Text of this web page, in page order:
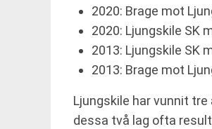
2020: Brage mot
2020: Ljungskile SK
2013: Ljungskile SK
2013: Brage mot
Ljungskile har vunnit
dessa två lag ofta